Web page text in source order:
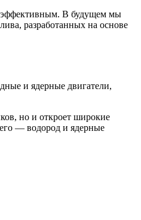
В будущем мы
разработанных на основе
и ядерные двигатели,
но и откроет широкие
— водород и ядерные